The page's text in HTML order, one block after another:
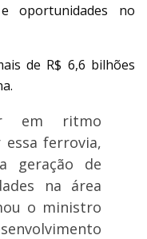
oportunidades no
de R$ 6,6 bilhões
em ritmo
ferrovia,
geração de
na área
o ministro